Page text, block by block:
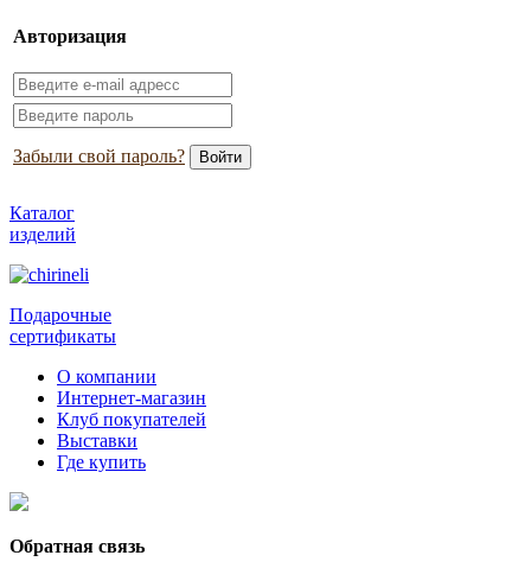
Авторизация
Забыли свой пароль?
Каталог
изделий
Подарочные
сертификаты
О компании
Интернет-магазин
Клуб покупателей
Выставки
Где купить
Обратная связь